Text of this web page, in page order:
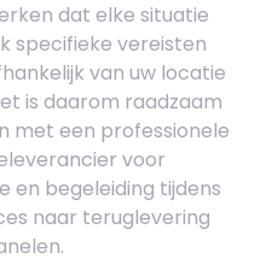
dat elke situatie
specifieke vereisten
van uw locatie
is daarom raadzaam
met een professionele
voor
en begeleiding tijdens
naar teruglevering